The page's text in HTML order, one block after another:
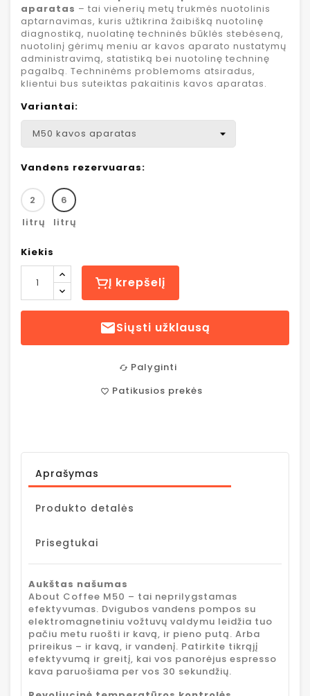
aparatas – tai vienerių metų trukmės nuotolinis
aptarnavimas, kuris užtikrina žaibišką nuotolinę
diagnostiką, nuolatinę techninės būklės stebėseną,
nuotolinį gėrimų meniu ar kavos aparato nustatymų
administravimą, statistiką bei nuotolinę techninę
pagalbą. Techninėms problemoms atsiradus,
klientui bus suteiktas pakaitinis kavos aparatas.
Variantai:
Vandens rezervuaras:
2
litrų
6
litrų
Kiekis
Į krepšelį
Siųsti užklausą
cached Palyginti
favorite_border Patikusios prekės
Aprašymas
Produkto detalės
Prisegtukai
Aukštas našumas
About Coffee M50 – tai neprilygstamas
efektyvumas. Dvigubos vandens pompos su
elektromagnetiniu vožtuvų valdymu leidžia tuo
pačiu metu ruošti ir kavą, ir pieno putą. Arba
prireikus – ir kavą, ir vandenį. Patirkite tikrąjį
efektyvumą ir greitį, kai vos panorėjus espresso
kava paruošiama per vos 30 sekundžių.